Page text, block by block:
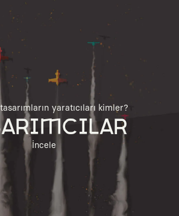
yaratıcıları kimler?
İncele